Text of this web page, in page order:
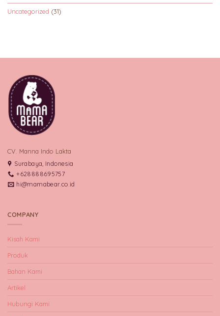
Uncategorized (31)
CV. Manna Indo Lakta
Surabaya, Indonesia
+628888695757
hi@mamabear.co.id
COMPANY
Kisah Kami
Produk
Bahan Kami
Artikel
Hubungi Kami